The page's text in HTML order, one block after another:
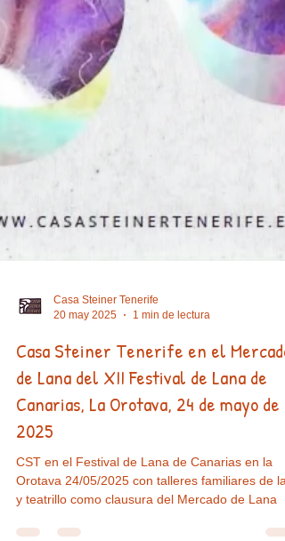
Casa Steiner Tenerife
20 may 2025
1 min de lectura
Casa Steiner Tenerife en el Mercado
de Lana del XII Festival de Lana de
Canarias, La Orotava, 24 de mayo de
2025